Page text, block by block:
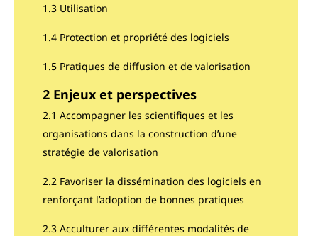
1.3 Utilisation
1.4 Protection et propriété des logiciels
1.5 Pratiques de diffusion et de valorisation
2 Enjeux et perspectives
2.1 Accompagner les scientifiques et les
organisations dans la construction d’une
stratégie de valorisation
2.2 Favoriser la dissémination des logiciels en
renforçant l’adoption de bonnes pratiques
2.3 Acculturer aux différentes modalités de